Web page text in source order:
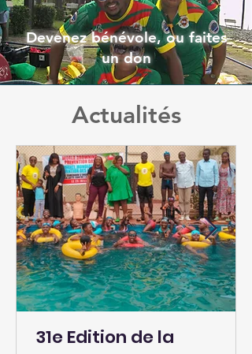
Devenez bénévole, ou faites
un don
Actualités
31e Edition de la